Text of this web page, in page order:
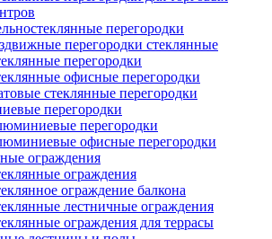
перегородки
перегородки стеклянные
перегородки
офисные перегородки
стеклянные перегородки
перегородки
перегородки
офисные перегородки
ограждения
ограждения
ограждение балкона
лестничные ограждения
ограждения для террасы